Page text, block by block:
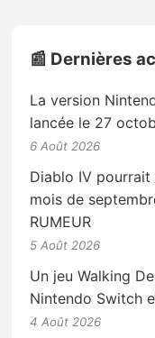
📰 Dernières
La version
lancée le 27
6 Août 2026
Diablo IV
mois de
RUMEUR
5 Août 2026
Un jeu Walking
Nintendo Switch
4 Août 2026